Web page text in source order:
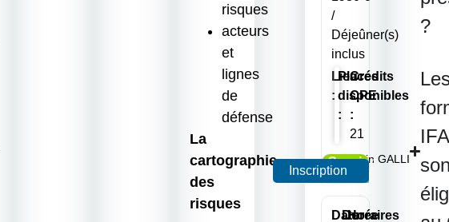
risques
acteurs
et
lignes
de
défense
La
cartographie
des
risques
/
Déjeûner(s)
inclus
Lieu
:
Places
disponibles
:
Crédits
CPE
:
21
Alain GALLI
Session
garantie
Inscription
Date
Durée
Horaires
?